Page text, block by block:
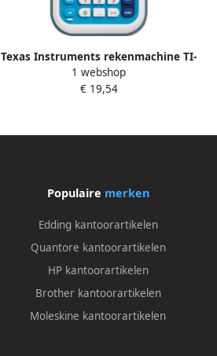
Texas Instruments rekenmachine TI-
34MV 17 x 8 x 2 cm wit blauw
1 webshop
€ 19,54
Populaire merken
Edding kantoorartikelen
Quantore kantoorartikelen
HP kantoorartikelen
Brother kantoorartikelen
Moleskine kantoorartikelen